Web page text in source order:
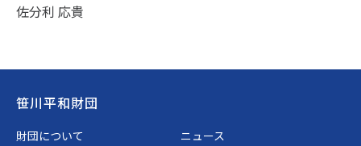
佐分利 応貴
Footer
笹川平和財団
財団について
ニュース